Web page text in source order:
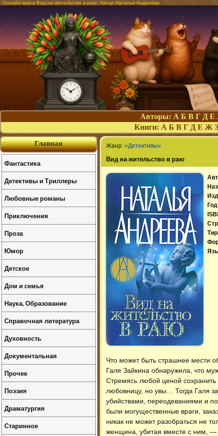
Онлайн книга Вид на жительство в раю. Автор Наталья Андреева
Авторы: А Б В Г Д Е
Книги: А Б В Г Д Е Ж З
Жанр: «Детективы»
Вид на жительство в раю
Что может быть страшнее мести
Галя Зайкина обнаружила, что
Стремясь любой ценой
любовницу, но увы… Тогда Галя
убийствами, переодеваниями и
были могущественные враги,
никак не может разобраться не
женщина, убитая вместе с ним, —
Главная
Фантастика
Детективы и Триллеры
Любовные романы
Приключения
Проза
Юмор
Детское
Дом и семья
Наука, Образование
Справочная литература
Духовность
Документальная
Прочее
Поэзия
Драматургия
Старинное